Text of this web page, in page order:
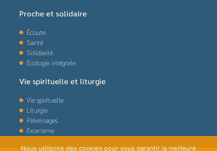
Proche et solidaire
Écoute
Santé
Solidarité
Écologie intégrale
Vie spirituelle et liturgie
Vie spirituelle
Liturgie
Pèlerinages
Exorcisme
Nous utilisons des cookies pour vous garantir la meilleure